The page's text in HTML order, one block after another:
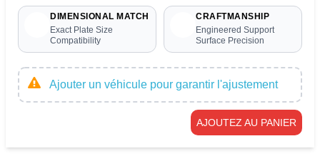
DIMENSIONAL MATCH
Exact Plate Size
Compatibility
CRAFTMANSHIP
Engineered Support
Surface Precision
Ajouter un véhicule pour garantir l'ajustement
AJOUTEZ AU PANIER